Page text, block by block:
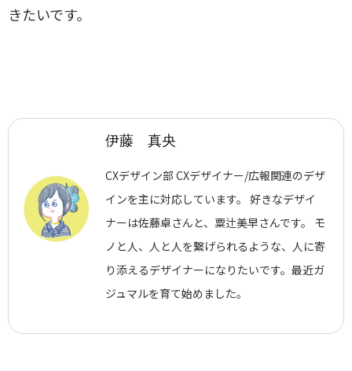
きたいです。
伊藤 真央
CXデザイン部 CXデザイナー/広報関連のデザ
インを主に対応しています。 好きなデザイ
ナーは佐藤卓さんと、粟辻美早さんです。 モ
ノと人、人と人を繋げられるような、人に寄
り添えるデザイナーになりたいです。最近ガ
ジュマルを育て始めました。